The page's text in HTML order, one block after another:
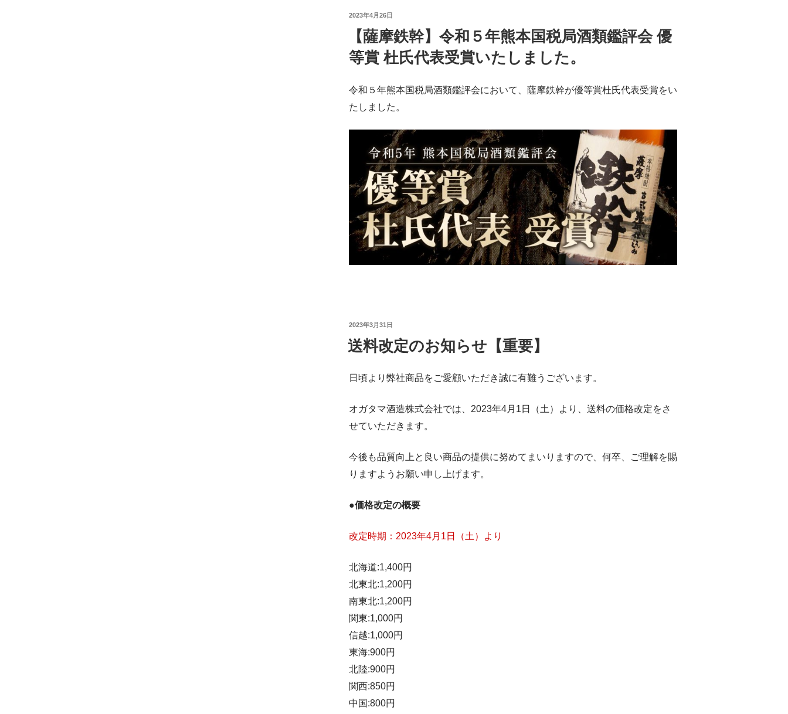
投
日:
2023年4月26日
【薩摩鉄幹】令和５年熊本国税局酒類鑑評会 優
等賞 杜氏代表受賞いたしました。
令和５年熊本国税局酒類鑑評会において、薩摩鉄幹が優等賞杜氏代表受賞をい
たしました。
投
稿
2023年3月31日
送料改定のお知らせ【重要】
日頃より弊社商品をご愛顧いただき誠に有難うございます。
オガタマ酒造株式会社では、2023年4月1日（土）より、送料の価格改定をさ
せていただきます。
今後も品質向上と良い商品の提供に努めてまいりますので、何卒、ご理解を賜
りますようお願い申し上げます。
●価格改定の概要
改定時期：2023年4月1日（土）より
北海道:1,400円
北東北:1,200円
南東北:1,200円
関東:1,000円
信越:1,000円
東海:900円
北陸:900円
関西:850円
中国:800円